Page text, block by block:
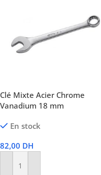
Clé Mixte Acier Chrome
Vanadium 18 mm
En stock
82,00 DH
Ajouter Au Panier